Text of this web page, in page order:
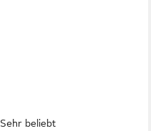
Sehr beliebt